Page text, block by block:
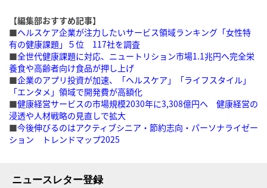
【編集部おすすめ記事】
■ヘルスケア企業が注力したいサービス領域ランキング「女性特
有の健康課題」５位 117社を調査
■全世代健康課題に対応、ニュートリション市場1.1兆円へ完全栄
養食や高齢者向け食品が押し上げ
■企業のアプリ投資が加速、「ヘルスケア」「ライフスタイル」
「エンタメ」領域で開発費が高額化
■健康経営サービスの市場規模2030年に3,308億円へ 健康経営の
浸透や人材戦略の見直しで拡大
■今後伸びるのはアクティブシニア・節約志向・パーソナライゼー
ション トレンドマップ2025
ニュースレター登録